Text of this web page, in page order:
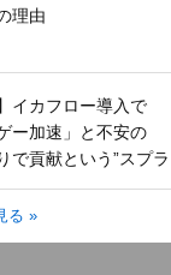
理由
イカフロー導入で
ー加速」と不安の
で貢献という”スプラ
失われてしまうのか
る »